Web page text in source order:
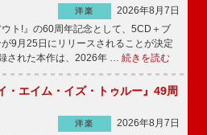
洋楽
2026年8月7日
ト!』の60周年記念として、5CD＋ブ
9月25日にリリースされることが決定
された本作は、2026年 … 続きを読む
・エイム・イズ・トゥルー』49周
洋楽
2026年8月7日